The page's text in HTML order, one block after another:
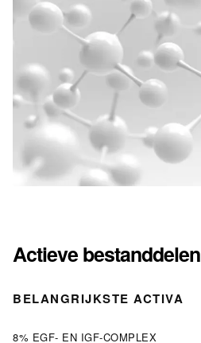
Actieve bestanddelen
BELANGRIJKSTE ACTIVA
8% EGF- EN IGF-COMPLEX